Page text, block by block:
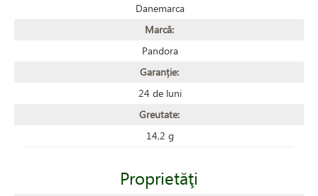
Danemarca
Marcă:
Pandora
Garanție:
24 de luni
Greutate:
14,2 g
Proprietăţi